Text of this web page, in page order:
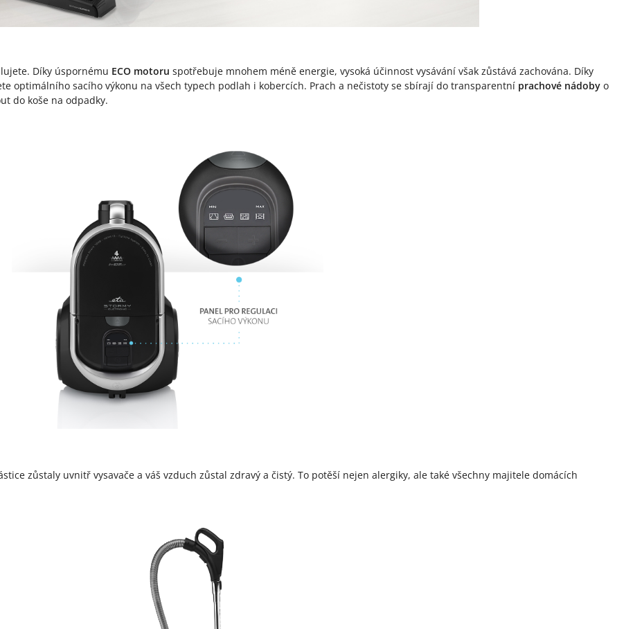
Díky úspornému ECO motoru spotřebuje mnohem méně energie, vysoká účinnost vysávání však zůstává zachována. Díky
optimálního sacího výkonu na všech typech podlah i kobercích. Prach a nečistoty se sbírají do transparentní prachové nádoby o
do koše na odpadky.
zůstaly uvnitř vysavače a váš vzduch zůstal zdravý a čistý. To potěší nejen alergiky, ale také všechny majitele domácích